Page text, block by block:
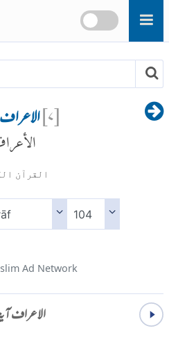
Skip to main content
[۷]الاعراف
القرآن
Ad Network
الاعراف آية